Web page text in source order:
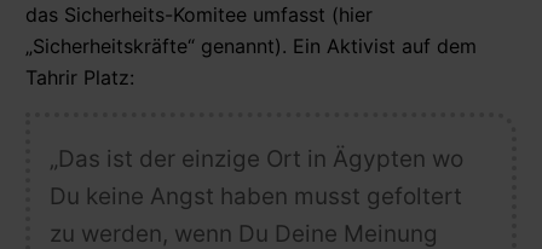
das Sicherheits-Komitee umfasst (hier
„Sicherheitskräfte“ genannt). Ein Aktivist auf dem
Tahrir Platz:
„Das ist der einzige Ort in Ägypten wo
Du keine Angst haben musst gefoltert
zu werden, wenn Du Deine Meinung